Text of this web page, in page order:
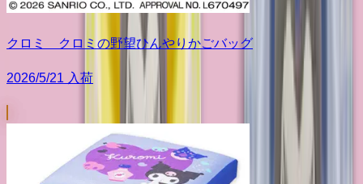
クロミ クロミの野望ひんやりかごバッグ
2026/5/21 入荷